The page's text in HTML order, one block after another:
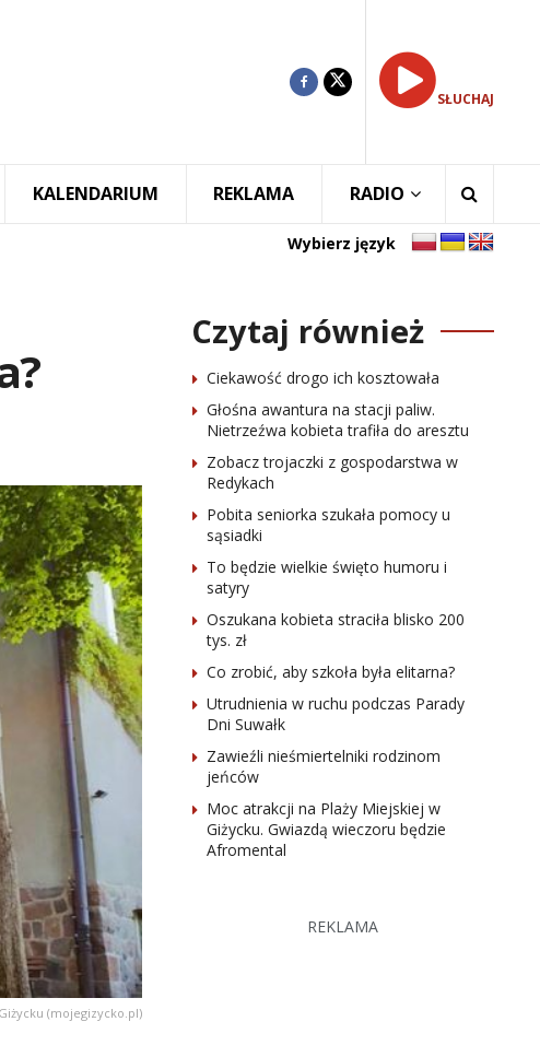
SŁUCHAJ
KALENDARIUM REKLAMA RADIO
Wybierz język
(mojegizycko.pl)
Czytaj również
Ciekawość drogo ich kosztowała
Głośna awantura na stacji paliw.
Nietrzeźwa kobieta trafiła do aresztu
Zobacz trojaczki z gospodarstwa w
Redykach
Pobita seniorka szukała pomocy u
sąsiadki
To będzie wielkie święto humoru i
satyry
Oszukana kobieta straciła blisko 200
tys. zł
Co zrobić, aby szkoła była elitarna?
Utrudnienia w ruchu podczas Parady
Dni Suwałk
Zawieźli nieśmiertelniki rodzinom
jeńców
Moc atrakcji na Plaży Miejskiej w
Giżycku. Gwiazdą wieczoru będzie
Afromental
REKLAMA